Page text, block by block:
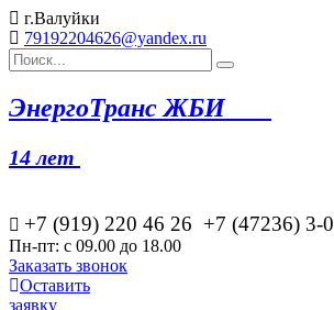
г.Валуйки
79192204626@yandex.ru
ЭнергоТранс ЖБИ
14 лет
+7 (919) 220 46 26 +7 (47236) 3-
Пн-пт: с 09.00 до 18.00
Заказать звонок
Оставить
заявку